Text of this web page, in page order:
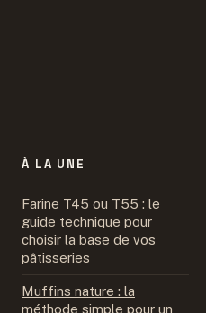
À LA UNE
Farine T45 ou T55 : le
guide technique pour
choisir la base de vos
pâtisseries
Muffins nature : la
méthode simple pour un